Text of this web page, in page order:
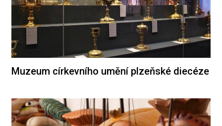
Muzeum církevního umění plzeňské diecéze